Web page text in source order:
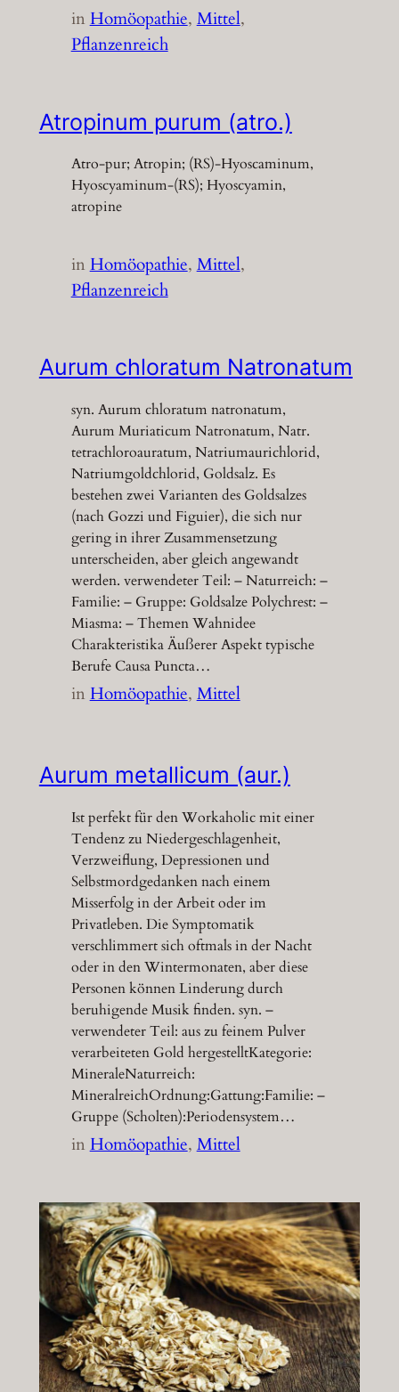
inHomöopathie, Mittel
Pflanzenreich
Atropinum purum (atro.)
Atro-pur; Atropin; (RS)-Hyoscaminum,
Hyoscyaminum-(RS); Hyoscyamin,
atropine
inHomöopathie, Mittel
Pflanzenreich
Aurum chloratum Natronatum
syn. Aurum chloratum natronatum,
Aurum Muriaticum Natronatum, Natr.
tetrachloroauratum, Natriumaurichlorid,
Natriumgoldchlorid, Goldsalz. Es
bestehen zwei Varianten des Goldsalzes
(nach Gozzi und Figuier), die sich nur
gering in ihrer Zusammensetzung
unterscheiden, aber gleich angewandt
werden. verwendeter Teil: – Naturreich: –
Familie: – Gruppe: Goldsalze Polychrest: –
Miasma: – Themen Wahnidee
Charakteristika Äußerer Aspekt typische
Berufe Causa Puncta…
inHomöopathie, Mittel
Aurum metallicum (aur.)
Ist perfekt für den Workaholic mit einer
Tendenz zu Niedergeschlagenheit,
Verzweiflung, Depressionen und
Selbstmordgedanken nach einem
Misserfolg in der Arbeit oder im
Privatleben. Die Symptomatik
verschlimmert sich oftmals in der Nacht
oder in den Wintermonaten, aber diese
Personen können Linderung durch
beruhigende Musik finden. syn. –
verwendeter Teil: aus zu feinem Pulver
verarbeiteten Gold hergestelltKategorie:
MineraleNaturreich:
MineralreichOrdnung:Gattung:Familie: –
Gruppe (Scholten):Periodensystem…
inHomöopathie, Mittel